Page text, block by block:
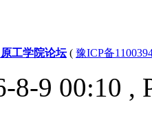
工学院论坛( 豫ICP备
8-9 00:10 ,